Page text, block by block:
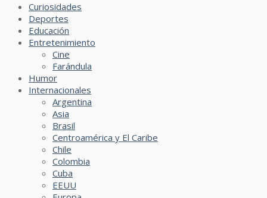
Curiosidades
Deportes
Educación
Entretenimiento
Cine
Farándula
Humor
Internacionales
Argentina
Asia
Brasil
Centroamérica y El Caribe
Chile
Colombia
Cuba
EEUU